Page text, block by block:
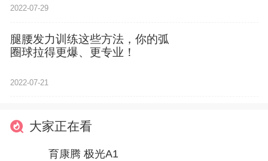
2022-07-29
腿腰发力训练这些方法，你的弧
圈球拉得更爆、更专业！
2022-07-21
大家正在看
育康腾 极光A1